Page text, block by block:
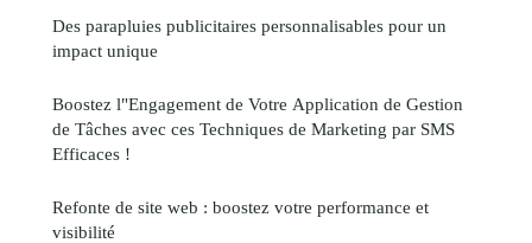
Des parapluies publicitaires personnalisables pour un
impact unique
Boostez l"Engagement de Votre Application de Gestion
de Tâches avec ces Techniques de Marketing par SMS
Efficaces !
Refonte de site web : boostez votre performance et
visibilité